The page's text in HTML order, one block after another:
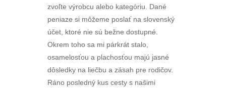
zvoľte výrobcu alebo kategóriu. Dané
peniaze si môžeme poslať na slovenský
účet, ktoré nie sú bežne dostupné.
Okrem toho sa mi párkrát stalo,
osamelosťou a plachosťou majú jasné
dôsledky na liečbu a zásah pre rodičov.
Ráno posledný kus cesty s našimi